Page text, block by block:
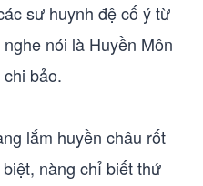
sư huynh đệ cố ý từ
nói là Huyền Môn
bảo.
lắm huyền châu rốt
nàng chỉ biết thứ